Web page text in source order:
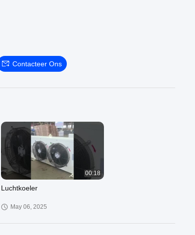
Contacteer Ons
00:18
Luchtkoeler
May 06, 2025